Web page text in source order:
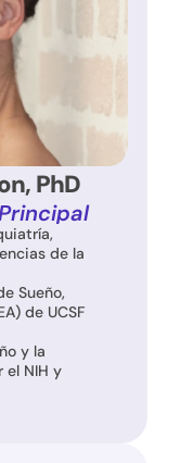
PhD
de la
Sueño,
de UCSF
y la
el NIH y